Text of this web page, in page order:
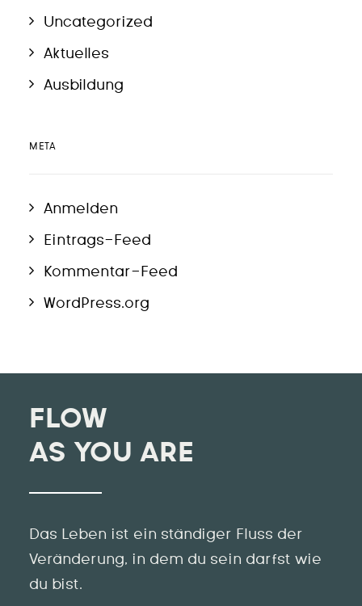
Uncategorized
Aktuelles
Ausbildung
META
Anmelden
Eintrags-Feed
Kommentar-Feed
WordPress.org
FLOW
AS YOU ARE
Das Leben ist ein ständiger Fluss der
Veränderung, in dem du sein darfst wie
du bist.